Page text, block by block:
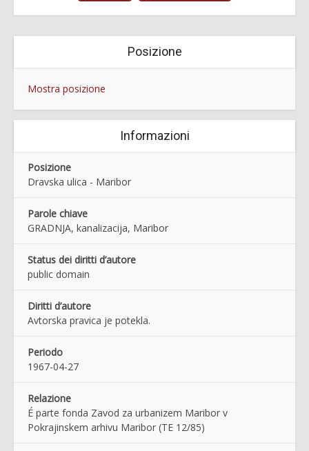
Posizione
Mostra posizione
Informazioni
Posizione
Dravska ulica - Maribor
Parole chiave
GRADNJA, kanalizacija, Maribor
Status dei diritti d’autore
public domain
Diritti d’autore
Avtorska pravica je potekla.
Periodo
1967-04-27
Relazione
É parte fonda Zavod za urbanizem Maribor v
Pokrajinskem arhivu Maribor (TE 12/85)